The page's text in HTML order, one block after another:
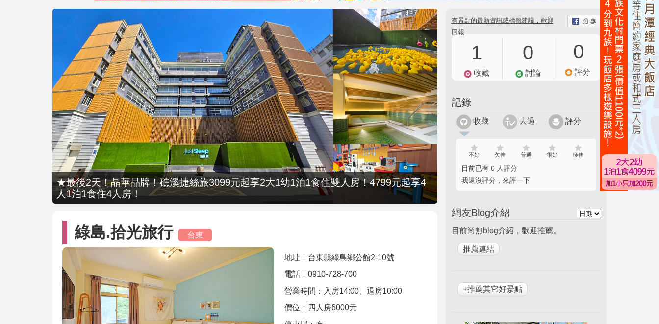
★最後2天！晶華品牌！礁溪捷絲旅3099元起享2大1幼1泊1食住雙人房！4799元起享4
人1泊1食住4人房！
綠島.拾光旅行 台東
地址：台東縣綠島鄉公館2-10號
電話：0910-728-700
營業時間：入房14:00、退房10:00
價位：四人房6000元
有景點的最新資訊或標籤建議，歡迎
回報
1
收藏
0
討論
0
評分
記錄
收藏 去過 評分
不好 欠佳 普通 很好 極佳
目前已有 0 人評分
我還沒評分，來評一下
網友Blog介紹
目前尚無blog介紹，歡迎推薦。
+推薦其它好景點